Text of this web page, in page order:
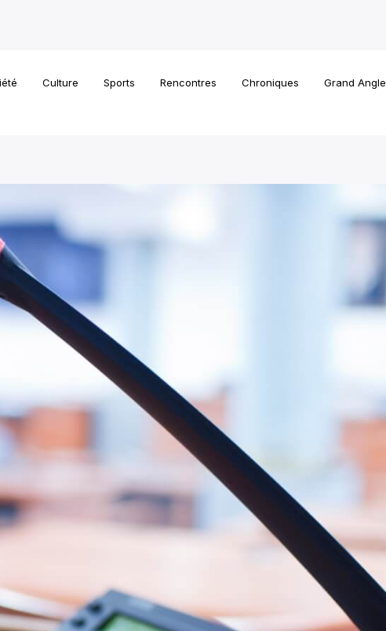
Culture Sports Rencontres Chroniques Grand Angle